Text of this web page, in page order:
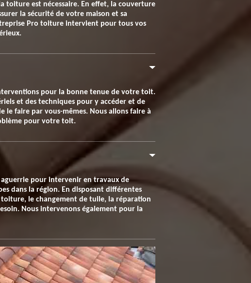
toiture est nécessaire. En effet, la couverture
la sécurité de votre maison et sa
Pro toiture intervient pour tous vos
pour la bonne tenue de votre toit.
et des techniques pour y accéder et de
le faire par vous-mêmes. Nous allons faire à
pour votre toit.
aguerrie pour intervenir en travaux de
dans la région. En disposant différentes
le changement de tuile, la réparation
Nous intervenons également pour la